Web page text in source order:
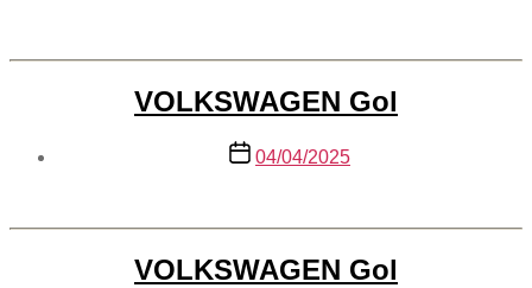
VOLKSWAGEN Gol
Data04/04/2025
VOLKSWAGEN Gol